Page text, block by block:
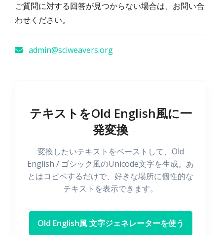
ご質問に対する回答が見つからない場合は、お問い合
わせください。
admin@sciweavers.org
テキストをOld English風に一
発変換
変換したいテキストをペーストして、Old
English / ゴシック風のUnicode文字を生成。あ
とはコピペするだけで、好きな場所に個性的な
テキストを表示できます。
Old English風 文字ジェネレーターを使う